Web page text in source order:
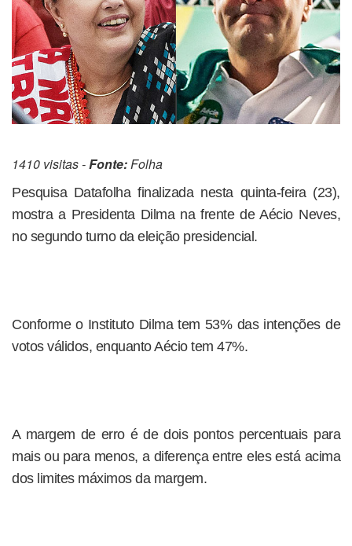
1410 visitas -Fonte:Folha
Pesquisa Datafolha finalizada nesta quinta-feira (23),
mostra a Presidenta Dilma na frente de Aécio Neves,
no segundo turno da eleição presidencial.
Conforme o Instituto Dilma tem 53% das intenções de
votos válidos, enquanto Aécio tem 47%.
A margem de erro é de dois pontos percentuais para
mais ou para menos, a diferença entre eles está acima
dos limites máximos da margem.